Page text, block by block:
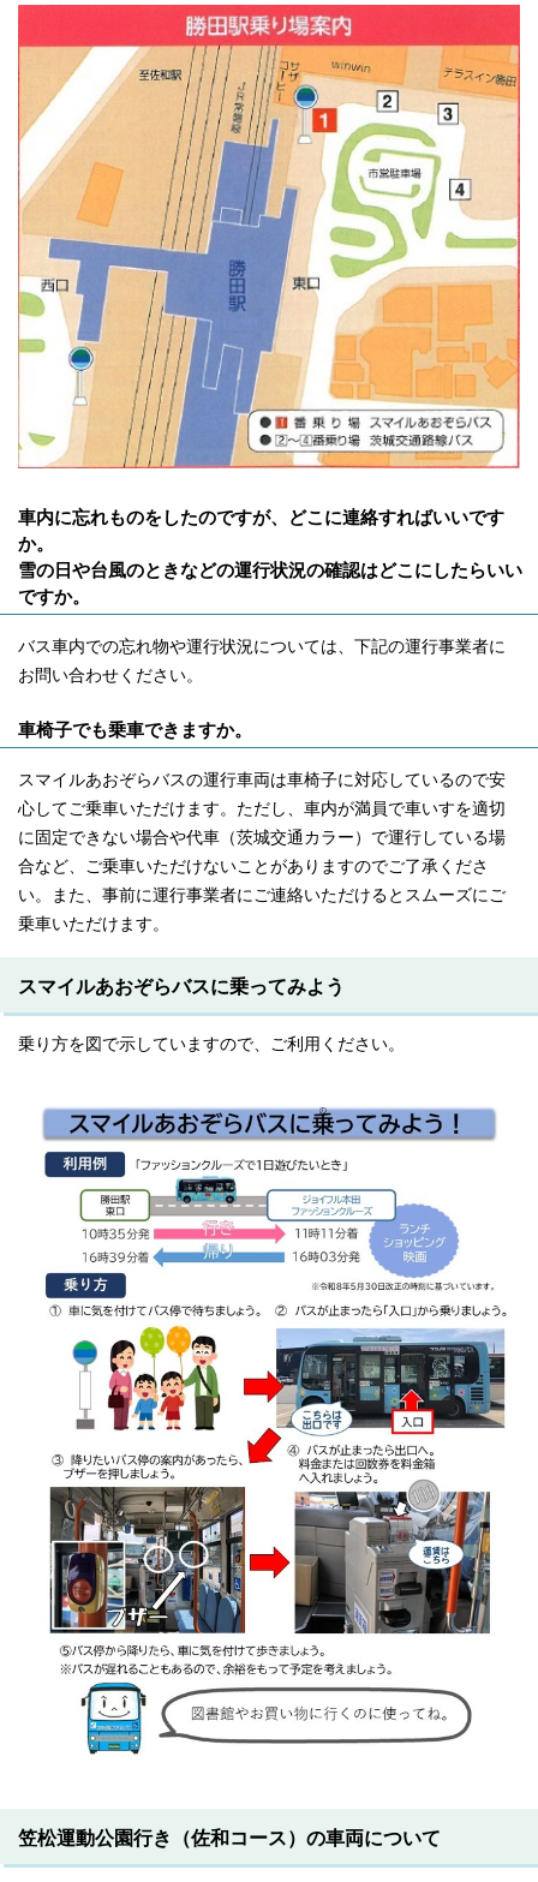
車内に忘れものをしたのですが、どこに連絡すればいいです
か。
雪の日や台風のときなどの運行状況の確認はどこにしたらいい
ですか。
バス車内での忘れ物や運行状況については、下記の運行事業者に
お問い合わせください。
車椅子でも乗車できますか。
スマイルあおぞらバスの運行車両は車椅子に対応しているので安
心してご乗車いただけます。ただし、車内が満員で車いすを適切
に固定できない場合や代車（茨城交通カラー）で運行している場
合など、ご乗車いただけないことがありますのでご了承くださ
い。また、事前に運行事業者にご連絡いただけるとスムーズにご
乗車いただけます。
スマイルあおぞらバスに乗ってみよう
乗り方を図で示していますので、ご利用ください。
笠松運動公園行き（佐和コース）の車両について